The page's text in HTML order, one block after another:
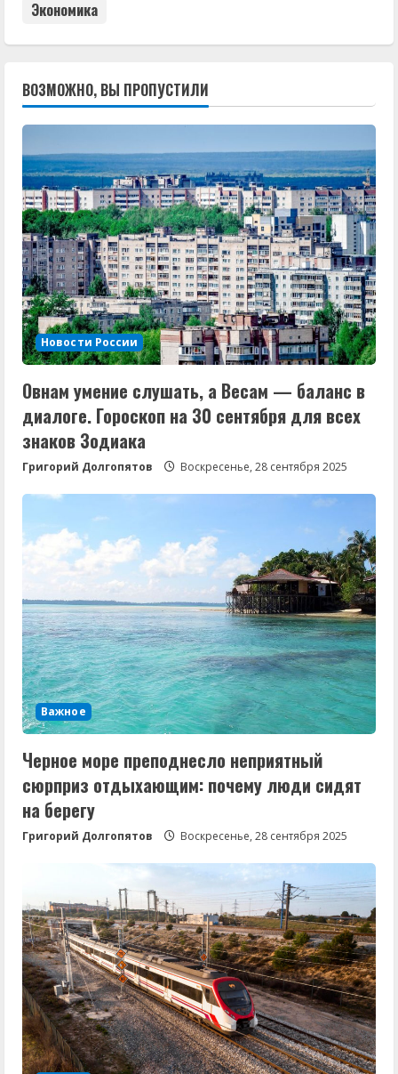
Экономика
ВОЗМОЖНО, ВЫ ПРОПУСТИЛИ
Новости России
Овнам умение слушать, а Весам — баланс в
диалоге. Гороскоп на 30 сентября для всех
знаков Зодиака
Григорий Долгопятов Воскресенье, 28 сентября 2025
Важное
Черное море преподнесло неприятный
сюрприз отдыхающим: почему люди сидят
на берегу
Григорий Долгопятов Воскресенье, 28 сентября 2025